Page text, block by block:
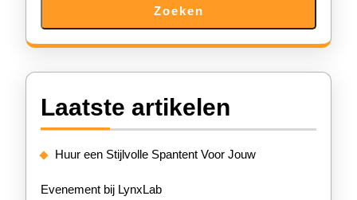
Zoeken
Laatste artikelen
Huur een Stijlvolle Spantent Voor Jouw
Evenement bij LynxLab